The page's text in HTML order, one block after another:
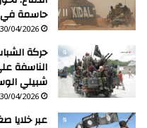
حاسمة في
30/04/2026
حركة
الناسفة
شبيلي
30/04/2026
عبر خلايا